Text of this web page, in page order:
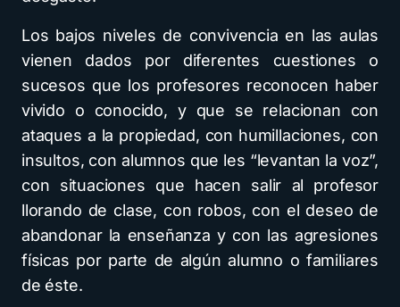
Los bajos niveles de convivencia en las aulas
vienen dados por diferentes cuestiones o
sucesos que los profesores reconocen haber
vivido o conocido, y que se relacionan con
ataques a la propiedad, con humillaciones, con
insultos, con alumnos que les “levantan la voz”,
con situaciones que hacen salir al profesor
llorando de clase, con robos, con el deseo de
abandonar la enseñanza y con las agresiones
físicas por parte de algún alumno o familiares
de éste.